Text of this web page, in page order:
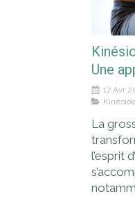
Une
17 Avr
La
l’esprit